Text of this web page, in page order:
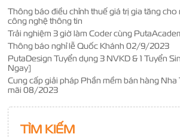
Thông báo điều chỉnh thuế giá trị gia tăng
công nghệ thông tin
Trải nghiệm 3 giờ làm Coder cùng
Thông báo nghỉ lễ Quốc Khánh 02/9/2023
PutaDesign Tuyển dụng 3 NVKD & 1 Tuyển
Ngay]
Cung cấp giải pháp Phần mềm bán hàng Nha
mãi 08/2023
TÌM KIẾM